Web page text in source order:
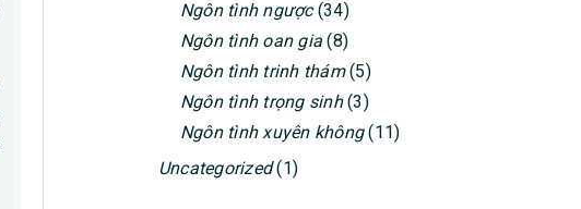
Ngôn tình ngược(34)
Ngôn tình oan gia (8)
Ngôn tình trinh thám(5)
Ngôn tình trọng sinh(3)
Ngôn tình xuyên không(11)
Uncategorized(1)